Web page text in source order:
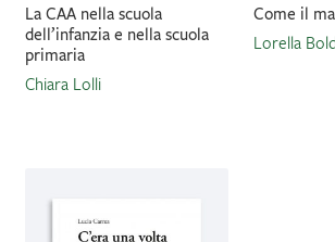
La CAA nella scuola
dell’infanzia e nella scuola
primaria
Chiara Lolli
Come il
Lorella